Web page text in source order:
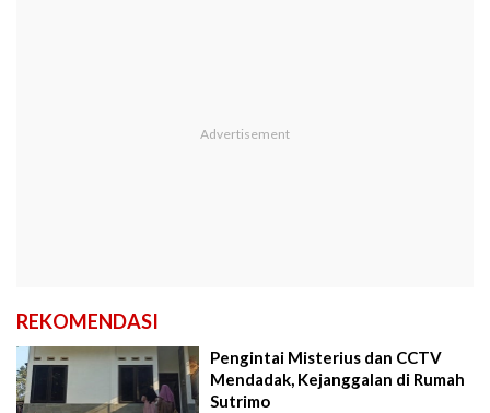
REKOMENDASI
Pengintai Misterius dan CCTV
Mendadak, Kejanggalan di Rumah
Sutrimo